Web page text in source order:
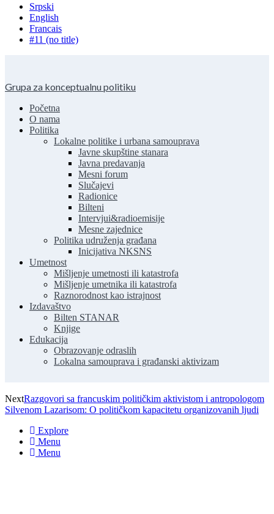
Srpski
English
Francais
#11 (no title)
Grupa za konceptualnu politiku
Početna
O nama
Politika
Lokalne politike i urbana samouprava
Javne skupštine stanara
Javna predavanja
Mesni forum
Slučajevi
Radionice
Bilteni
Intervjui&radioemisije
Mesne zajednice
Politika udruženja građana
Inicijativa NKSNS
Umetnost
Mišljenje umetnosti ili katastrofa
Mišljenje umetnika ili katastrofa
Raznorodnost kao istrajnost
Izdavaštvo
Bilten STANAR
Knjige
Edukacija
Obrazovanje odraslih
Lokalna samouprava i građanski aktivizam
NextRazgovori sa francuskim političkim aktivistom i antropologom
Silvenom Lazarisom: O političkom kapacitetu organizovanih ljudi
Explore
Menu
Menu